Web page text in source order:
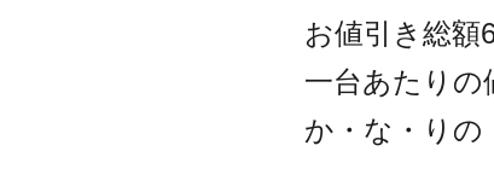
お値引き総額
一台あたりの
か・な・りの